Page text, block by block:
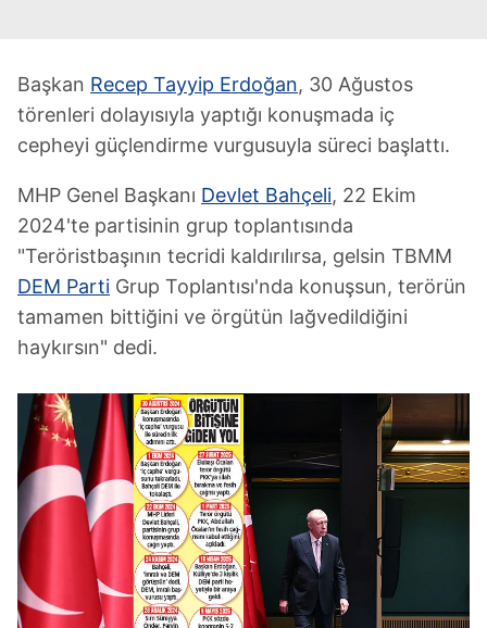
Başkan Recep Tayyip Erdoğan, 30 Ağustos
törenleri dolayısıyla yaptığı konuşmada iç
cepheyi güçlendirme vurgusuyla süreci başlattı.
MHP Genel Başkanı Devlet Bahçeli, 22 Ekim
2024'te partisinin grup toplantısında
"Teröristbaşının tecridi kaldırılırsa, gelsin TBMM
DEM Parti Grup Toplantısı'nda konuşsun, terörün
tamamen bittiğini ve örgütün lağvedildiğini
haykırsın" dedi.